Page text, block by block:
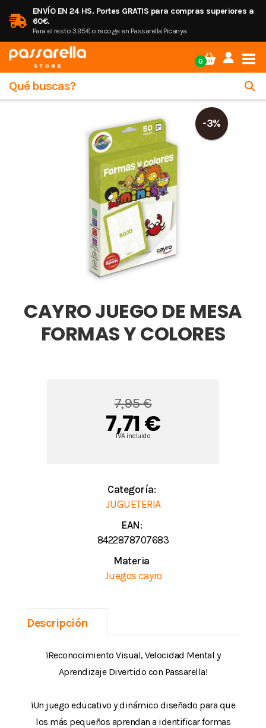
ENVÍO EN 24 HS. Portes GRATIS para compras superiores a
60€.
Para el resto 3.95€ o recoge en Passarella Picanya
0
-3%
CAYRO JUEGO DE MESA
FORMAS Y COLORES
7,95 €
7,71 €
IVA incluido
Categoría:
JUGUETERIA
EAN:
8422878707683
Materia
Juegos cayro
Descripción
¡Reconocimiento Visual, Velocidad Mental y
Aprendizaje Divertido con Passarella!
¡Un juego educativo y dinámico diseñado para que
los más pequeños aprendan a identificar formas